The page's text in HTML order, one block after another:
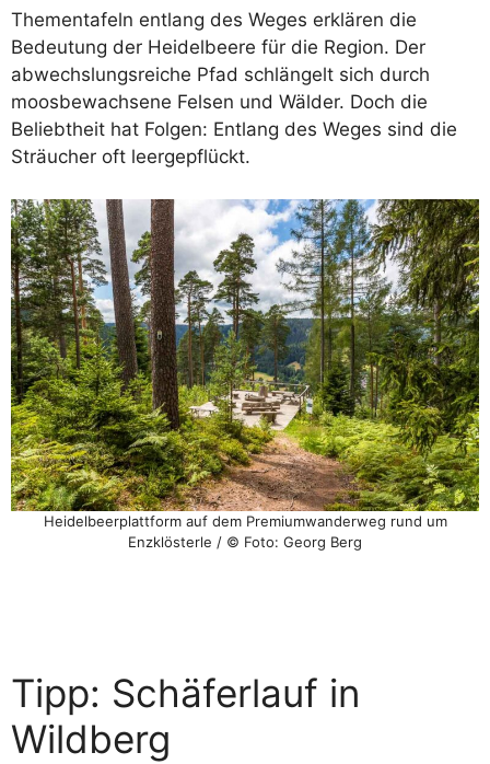
Thementafeln entlang des Weges erklären die
Bedeutung der Heidelbeere für die Region. Der
abwechslungsreiche Pfad schlängelt sich durch
moosbewachsene Felsen und Wälder. Doch die
Beliebtheit hat Folgen: Entlang des Weges sind die
Sträucher oft leergepflückt.
Heidelbeerplattform auf dem Premiumwanderweg rund um
Enzklösterle / © Foto: Georg Berg
Tipp: Schäferlauf in
Wildberg